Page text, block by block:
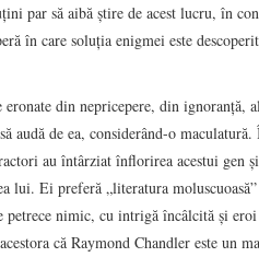
par să aibă ştire de acest lucru, în
în care soluţia enigmei este
din nepricepere, din ignoranţă,
audă de ea, considerând-o
au întârziat înflorirea acestui gen
lui. Ei preferă „literatura
nimic, cu intrigă încâlcită şi
că Raymond Chandler este un